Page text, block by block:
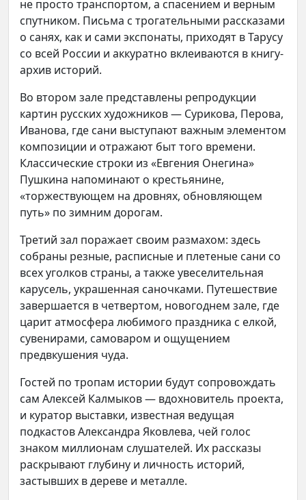
не просто транспортом, а спасением и верным
спутником. Письма с трогательными рассказами
о санях, как и сами экспонаты, приходят в Тарусу
со всей России и аккуратно вклеиваются в книгу-
архив историй.
Во втором зале представлены репродукции
картин русских художников — Сурикова, Перова,
Иванова, где сани выступают важным элементом
композиции и отражают быт того времени.
Классические строки из «Евгения Онегина»
Пушкина напоминают о крестьянине,
«торжествующем на дровнях, обновляющем
путь» по зимним дорогам.
Третий зал поражает своим размахом: здесь
собраны резные, расписные и плетеные сани со
всех уголков страны, а также увеселительная
карусель, украшенная саночками. Путешествие
завершается в четвертом, новогоднем зале, где
царит атмосфера любимого праздника с елкой,
сувенирами, самоваром и ощущением
предвкушения чуда.
Гостей по тропам истории будут сопровождать
сам Алексей Калмыков — вдохновитель проекта,
и куратор выставки, известная ведущая
подкастов Александра Яковлева, чей голос
знаком миллионам слушателей. Их рассказы
раскрывают глубину и личность историй,
застывших в дереве и металле.